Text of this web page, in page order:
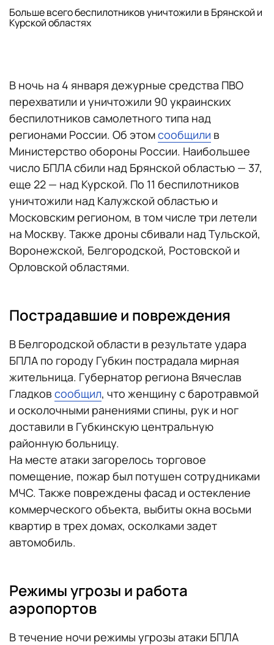
Больше всего беспилотников уничтожили в Брянской и
Курской областях
В ночь на 4 января дежурные средства ПВО
перехватили и уничтожили 90 украинских
беспилотников самолетного типа над
регионами России. Об этомсообщили в
Министерство обороны России. Наибольшее
число БПЛА сбили над Брянской областью — 37,
еще 22 — над Курской. По 11 беспилотников
уничтожили над Калужской областью и
Московским регионом, в том числе три летели
на Москву. Также дроны сбивали над Тульской,
Воронежской, Белгородской, Ростовской и
Орловской областями.
Пострадавшие и повреждения
В Белгородской области в результате удара
БПЛА по городу Губкин пострадала мирная
жительница. Губернатор региона Вячеслав
Гладков сообщил, что женщину с баротравмой
и осколочными ранениями спины, рук и ног
доставили в Губкинскую центральную
районную больницу.
На месте атаки загорелось торговое
помещение, пожар был потушен сотрудниками
МЧС. Также повреждены фасад и остекление
коммерческого объекта, выбиты окна восьми
квартир в трех домах, осколками задет
автомобиль.
Режимы угрозы и работа
аэропортов
В течение ночи режимы угрозы атаки БПЛА